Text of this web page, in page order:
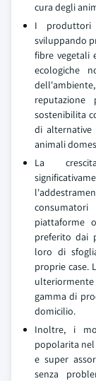
cura degli
I produttori
sviluppando
fibre vegetali
ecologiche
sostenibilita
di
animali
La
piattaforme
preferito dai
loro di
proprie case.
gamma di
domicilio.
Inoltre, i
popolarita
e super
senza